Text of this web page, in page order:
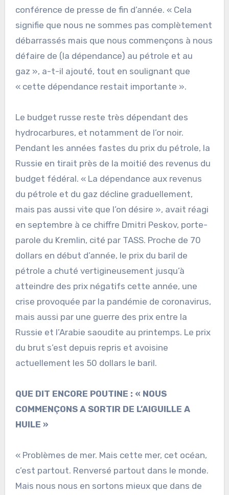
conférence de presse de fin d’année. « Cela
signifie que nous ne sommes pas complètement
débarrassés mais que nous commençons à nous
défaire de (la dépendance) au pétrole et au
gaz », a-t-il ajouté, tout en soulignant que
« cette dépendance restait importante ».
Le budget russe reste très dépendant des
hydrocarbures, et notamment de l’or noir.
Pendant les années fastes du prix du pétrole, la
Russie en tirait près de la moitié des revenus du
budget fédéral. « La dépendance aux revenus
du pétrole et du gaz décline graduellement,
mais pas aussi vite que l’on désire », avait réagi
en septembre à ce chiffre Dmitri Peskov, porte-
parole du Kremlin, cité par TASS. Proche de 70
dollars en début d’année, le prix du baril de
pétrole a chuté vertigineusement jusqu’à
atteindre des prix négatifs cette année, une
crise provoquée par la pandémie de coronavirus,
mais aussi par une guerre des prix entre la
Russie et l’Arabie saoudite au printemps. Le prix
du brut s’est depuis repris et avoisine
actuellement les 50 dollars le baril.
QUE DIT ENCORE POUTINE : « NOUS
COMMENÇONS A SORTIR DE L’AIGUILLE A
HUILE »
« Problèmes de mer. Mais cette mer, cet océan,
c’est partout. Renversé partout dans le monde.
Mais nous nous en sortons mieux que dans de